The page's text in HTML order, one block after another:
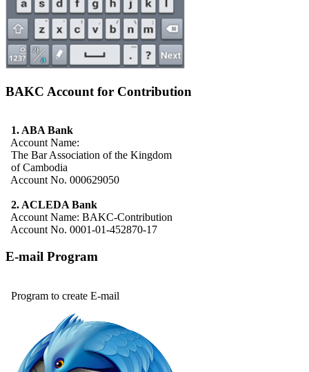
BAKC Account for Contribution
1. ABA Bank
Account Name:
The Bar Association of the Kingdom
of Cambodia
Account No. 000629050
2. ACLEDA Bank
Account Name: BAKC-Contribution
Account No. 0001-01-452870-17
E-mail Program
Program to create E-mail